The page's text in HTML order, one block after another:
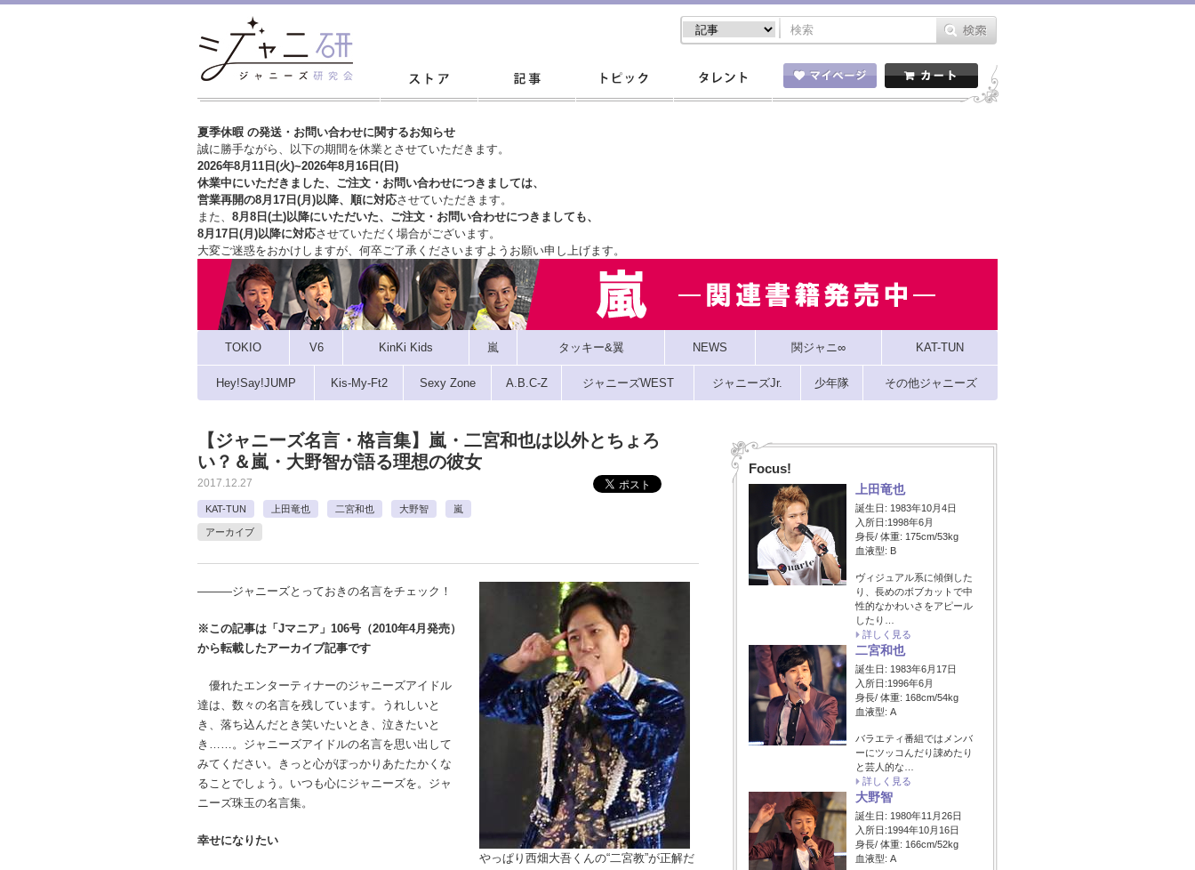
夏季休暇 の発送・お問い合わせに関するお知らせ
誠に勝手ながら、以下の期間を休業とさせていただきます。
2026年8月11日(火)~2026年8月16日(日)
休業中にいただきました、ご注文・お問い合わせにつきましては、
営業再開の8月17日(月)以降、順に対応させていただきます。
また、 8月8日(土)以降にいただいた、ご注文・ お問い合わせにつきましても、
8月17日(月)以降に対応させていただく場合がございます。
大変ご迷惑をおかけしますが、 何卒ご了承くださいますようお願い申し上げます。
TOKIO V6 KinKi Kids 嵐 タッキー&翼 NEWS 関ジャニ∞ KAT-TUN
Hey!Say!JUMP Kis-My-Ft2 Sexy Zone A.B.C-Z ジャニーズWEST ジャニーズJr. 少年隊 その他ジャニーズ
【ジャニーズ名言・格言集】嵐・二宮和也は以外とちょろ
い？＆嵐・大野智が語る理想の彼女
2017.12.27
KAT-TUN 上田竜也 二宮和也 大野智 嵐
アーカイブ
やっぱり西畑大吾くんの“二宮教”が正解だ
―――ジャニーズとっておきの名言をチェック！
※この記事は「Jマニア」106号（2010年4月発売）
から転載したアーカイブ記事です
優れたエンターティナーのジャニーズアイドル
達は、数々の名言を残しています。うれしいと
き、落ち込んだとき笑いたいとき、泣きたいと
き……。ジャニーズアイドルの名言を思い出して
みてください。きっと心がぽっかりあたたかくな
ることでしょう。いつも心にジャニーズを。ジャ
ニーズ珠玉の名言集。
幸せになりたい
Focus!
上田竜也
誕生日: 1983年10月4日
入所日:1998年6月
身長/ 体重: 175cm/53kg
血液型: B
ヴィジュアル系に傾倒した
り、長めのボブカットで中
性的なかわいさをアピール
したり…
詳しく見る
二宮和也
誕生日: 1983年6月17日
入所日:1996年6月
身長/ 体重: 168cm/54kg
血液型: A
バラエティ番組ではメンバ
ーにツッコんだり諌めたり
と芸人的な…
詳しく見る
大野智
誕生日: 1980年11月26日
入所日:1994年10月16日
身長/ 体重: 166cm/52kg
血液型: A